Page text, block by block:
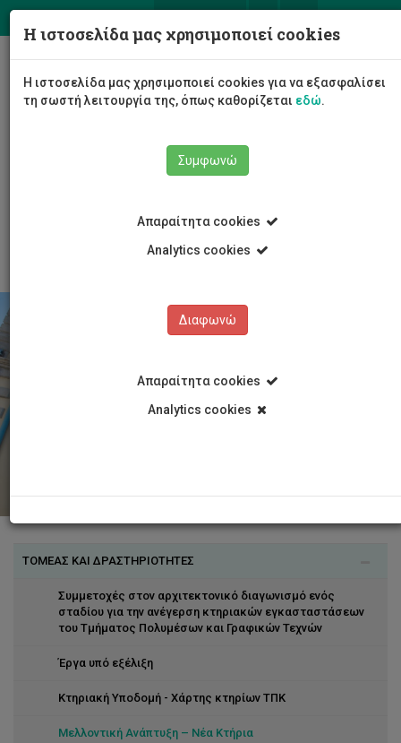
Διοίκηση
Διοικητικές Υπηρεσίες
Τομέας και Δραστηριότητες
Μελλοντική Ανάπτυξη – Νέα Κτήρια
ΤΟΜΕΑΣ ΚΑΙ ΔΡΑΣΤΗΡΙΟΤΗΤΕΣ
Συμμετοχές στον αρχιτεκτονικό διαγωνισμό ενός
σταδίου για την ανέγερση κτηριακών εγκασταστάσεων
του Τμήματος Πολυμέσων και Γραφικών Τεχνών
Έργα υπό εξέλιξη
Κτηριακή Υποδομή - Χάρτης κτηρίων ΤΠΚ
Μελλοντική Ανάπτυξη – Νέα Κτήρια
Η ιστοσελίδα μας χρησιμοποιεί cookies
Η ιστοσελίδα μας χρησιμοποιεί cookies για να εξασφαλίσει
τη σωστή λειτουργία της, όπως καθορίζεται εδώ.
Συμφωνώ
Απαραίτητα cookies
Analytics cookies
Διαφωνώ
Απαραίτητα cookies
Analytics cookies